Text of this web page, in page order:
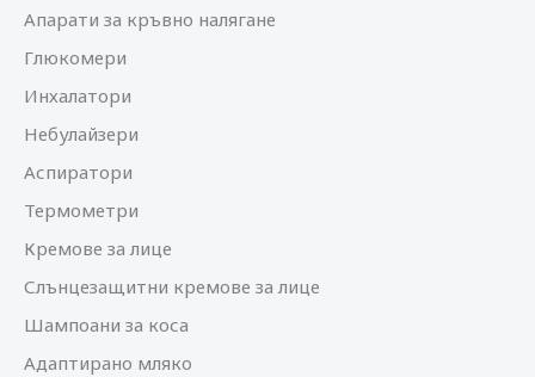
Апарати за кръвно налягане
Глюкомери
Инхалатори
Небулайзери
Аспиратори
Термометри
Кремове за лице
Слънцезащитни кремове за лице
Шампоани за коса
Адаптирано мляко